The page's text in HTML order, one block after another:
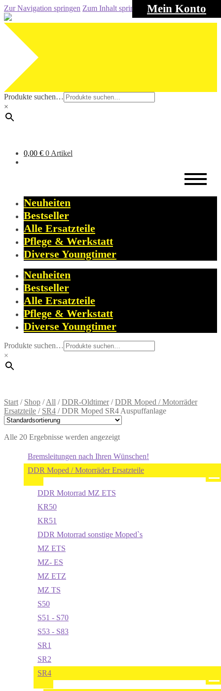
Mein Konto
Zur Navigation springen Zum Inhalt springen
Produkte suchen…
×
0,00 € 0 Artikel
Neuheiten
Bestseller
Alle Ersatzteile
Pflege & Werkstatt
Diverse Youngtimer
Neuheiten
Bestseller
Alle Ersatzteile
Pflege & Werkstatt
Diverse Youngtimer
Produkte suchen…
×
Start / Shop /All /DDR-Oldtimer/DDR Moped / Motorräder
Ersatzteile / SR4 /DDR Moped SR4 Auspuffanlage
Alle 20 Ergebnisse werden angezeigt
Bremsleitungen nach Ihren Wünschen!
DDR Moped / Motorräder Ersatzteile
DDR Motorrad MZ ETS
KR50
KR51
DDR Motorrad sonstige Moped`s
MZ ETS
MZ- ES
MZ ETZ
MZ TS
S50
S51 - S70
S53 - S83
SR1
SR2
SR4